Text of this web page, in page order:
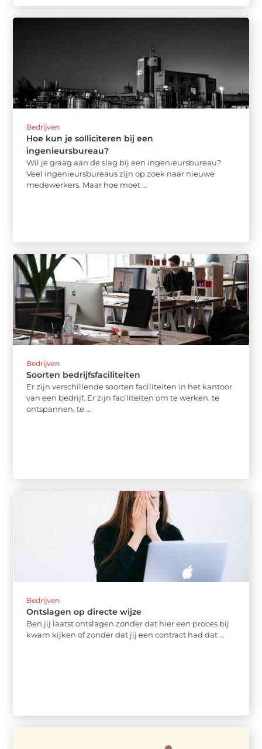
Bedrijven
Hoe kun je solliciteren bij een
ingenieursbureau?
Wil je graag aan de slag bij een ingenieursbureau?
Veel ingenieursbureaus zijn op zoek naar nieuwe
medewerkers. Maar hoe moet ...
Bedrijven
Soorten bedrijfsfaciliteiten
Er zijn verschillende soorten faciliteiten in het kantoor
van een bedrijf. Er zijn faciliteiten om te werken, te
ontspannen, te ...
Bedrijven
Ontslagen op directe wijze
Ben jij laatst ontslagen zonder dat hier een proces bij
kwam kijken of zonder dat jij een contract had dat ...